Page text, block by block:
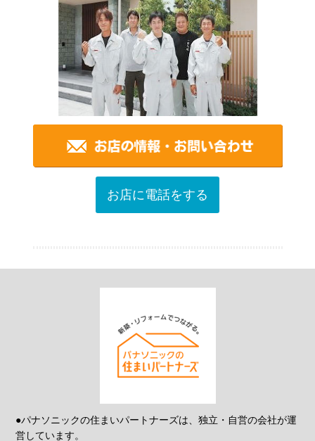
お店に電話をする
●パナソニックの住まいパートナーズは、独立・自営の会社が運
営しています。